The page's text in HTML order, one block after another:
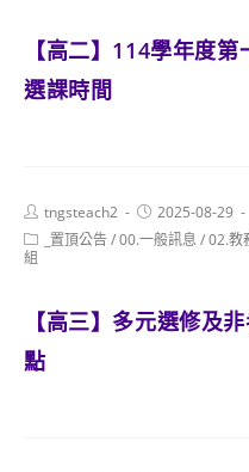
【高二】114學年度
選課時間
Post
author:
tngsteach2
Post
published:
2025-08-29
Post
category:
_置頂公告/00.一般訊息 /02.教
組
【高三】多元選修及
點